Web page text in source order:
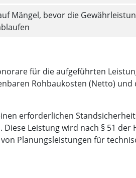
Mängel, bevor die
für die aufgeführten
Rohbaukosten (Netto)
erforderlichen
Leistung wird nach § 51
Planungsleistungen für